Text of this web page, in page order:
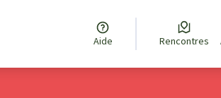
Aide Rencontres